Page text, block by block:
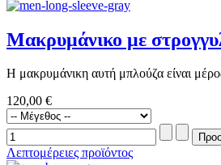
Μακρυμάνικο με
Η μακρυμάνικη αυτή μπλούζα είναι
120,00 €
Λεπτομέρειες προϊόντος